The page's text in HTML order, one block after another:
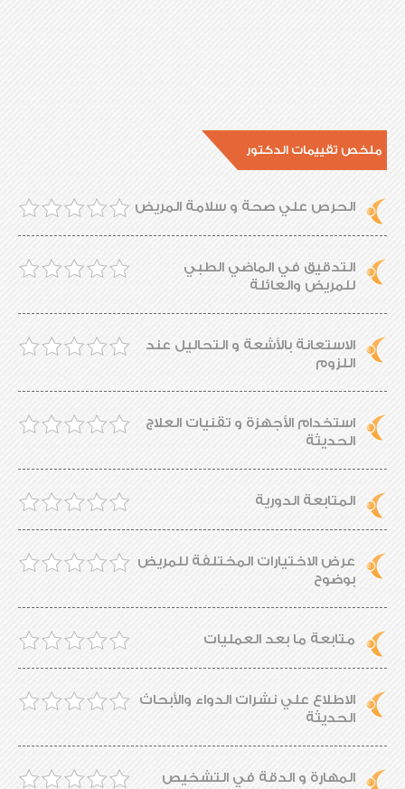
ملخص تقييمات الدكتور
الحرص علي صحة و سلامة المريض
التدقيق في الماضي الطبي
للمريض والعائلة
الاستعانة بالأشعة و التحاليل عند
اللزوم
استخدام الأجهزة و تقنيات العلاج
الحديثة
المتابعة الدورية
عرض الاختيارات المختلفة للمريض
بوضوح
متابعة ما بعد العمليات
الاطلاع علي نشرات الدواء والأبحاث
الحديثة
المهارة و الدقة في التشخيص